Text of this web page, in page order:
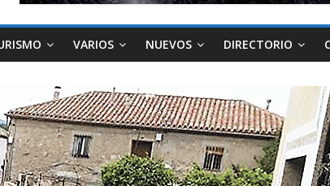
VARIOS NUEVOS DIRECTORIO